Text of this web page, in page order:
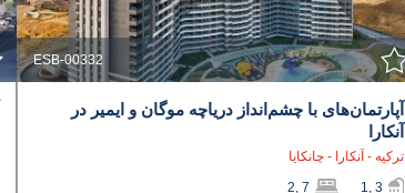
ESB-00332
آپارتمان‌های با چشم‌انداز دریاچه موگان و ایمیر در
آنکارا
ترکیه - آنکارا - چانکایا
2, 7 1, 3